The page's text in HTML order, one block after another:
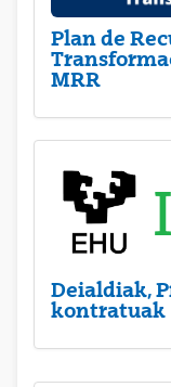
Plan de
MRR
Deialdiak,
kontratuak